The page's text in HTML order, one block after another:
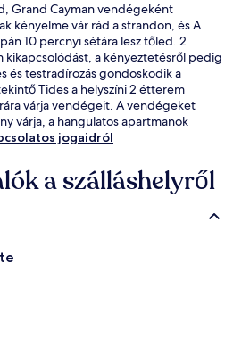
Grand Cayman vendégeként
kényelme vár rád a strandon, és A
10 percnyi sétára lesz tőled. 2
kikapcsolódást, a kényeztetésről pedig
és testradírozás gondoskodik a
Tides a helyszíni 2 étterem
várja vendégeit. A vendégeket
várja, a hangulatos apartmanok
erkély vagy terasz és LED-televízió is
jogaidról
a szálláshelyről